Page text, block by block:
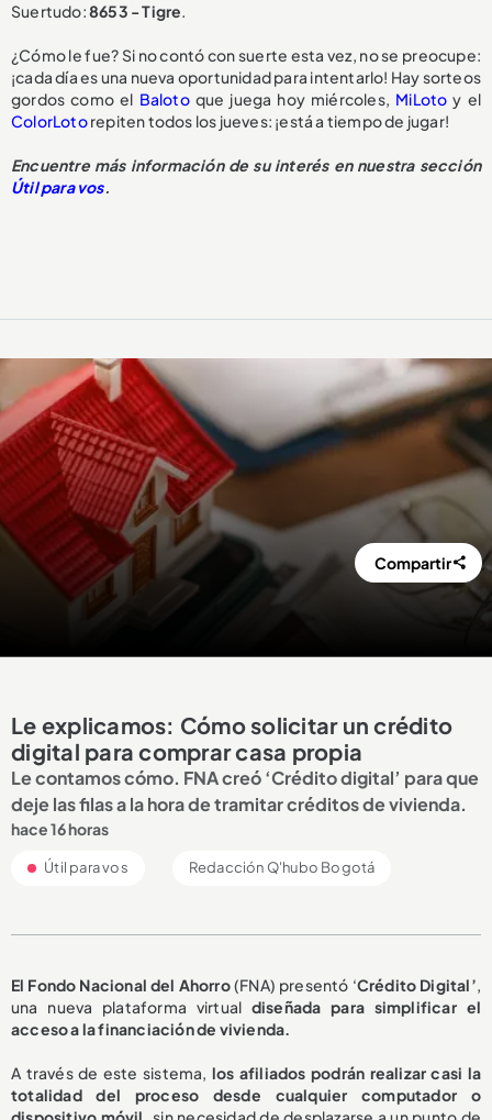
Suertudo:8653 - Tigre.
¿Cómo le fue? Si no contó con suerte esta vez, no se preocupe:
¡cada día es una nueva oportunidad para intentarlo! Hay sorteos
gordos como el Balotoque juega hoy miércoles, MiLoto y el
ColorLotorepiten todos los jueves: ¡está a tiempo de jugar!
Encuentre más información de su interés en nuestra sección
Útil para vos.
Compartir
Le explicamos: Cómo solicitar un crédito
digital para comprar casa propia
Le contamos cómo. FNA creó ‘Crédito digital’ para que
deje las filas a la hora de tramitar créditos de vivienda.
hace 16 horas
Útil para vos Redacción Q'hubo Bogotá
El Fondo Nacional del Ahorro(FNA) presentó ‘Crédito Digital’,
una nueva plataforma virtual diseñada para simplificar el
acceso a la financiación de vivienda.
A través de este sistema, los afiliados podrán realizar casi la
totalidad del proceso desde cualquier computador o